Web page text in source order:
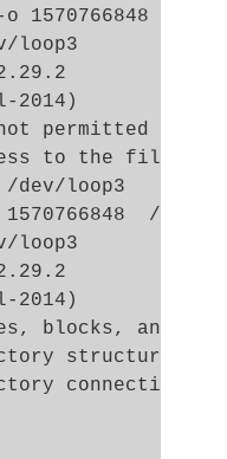
/
loop3
2014)
permitted
to the
dev/loop3
/dev/
loop3
2014)
blocks, and
structure
connectivity